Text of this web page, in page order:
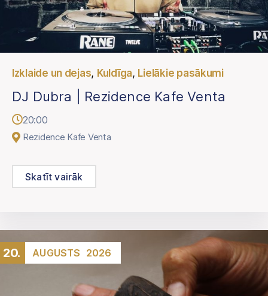
Izklaide un dejas, Kuldīga, Lielākie pasākumi
DJ Dubra | Rezidence Kafe Venta
20:00
Rezidence Kafe Venta
Skatīt vairāk
20. AUGUSTS 2026